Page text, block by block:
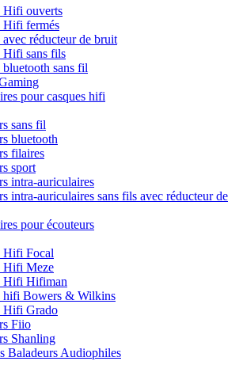
Hifi ouverts
Hifi fermés
avec réducteur de bruit
Hifi sans fils
bluetooth sans fil
pour casques hifi
sans fil
bluetooth
filaires
sport
intra-auriculaires
intra-auriculaires sans fils avec réducteur de
pour écouteurs
Hifi Focal
Hifi Meze
Hifi Hifiman
hifi Bowers & Wilkins
Hifi Grado
Fiio
Shanling
Baladeurs Audiophiles